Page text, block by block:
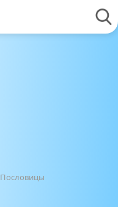
Пословицы